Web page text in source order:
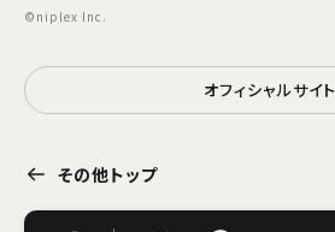
©niplex Inc.
オフィシャルサイト
その他トップ